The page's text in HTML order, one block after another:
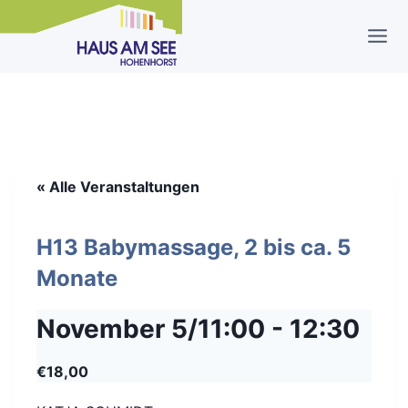
Inhalt
« Alle Veranstaltungen
H13 Babymassage, 2 bis ca. 5
Monate
November 5/11:00 - 12:30
€18,00